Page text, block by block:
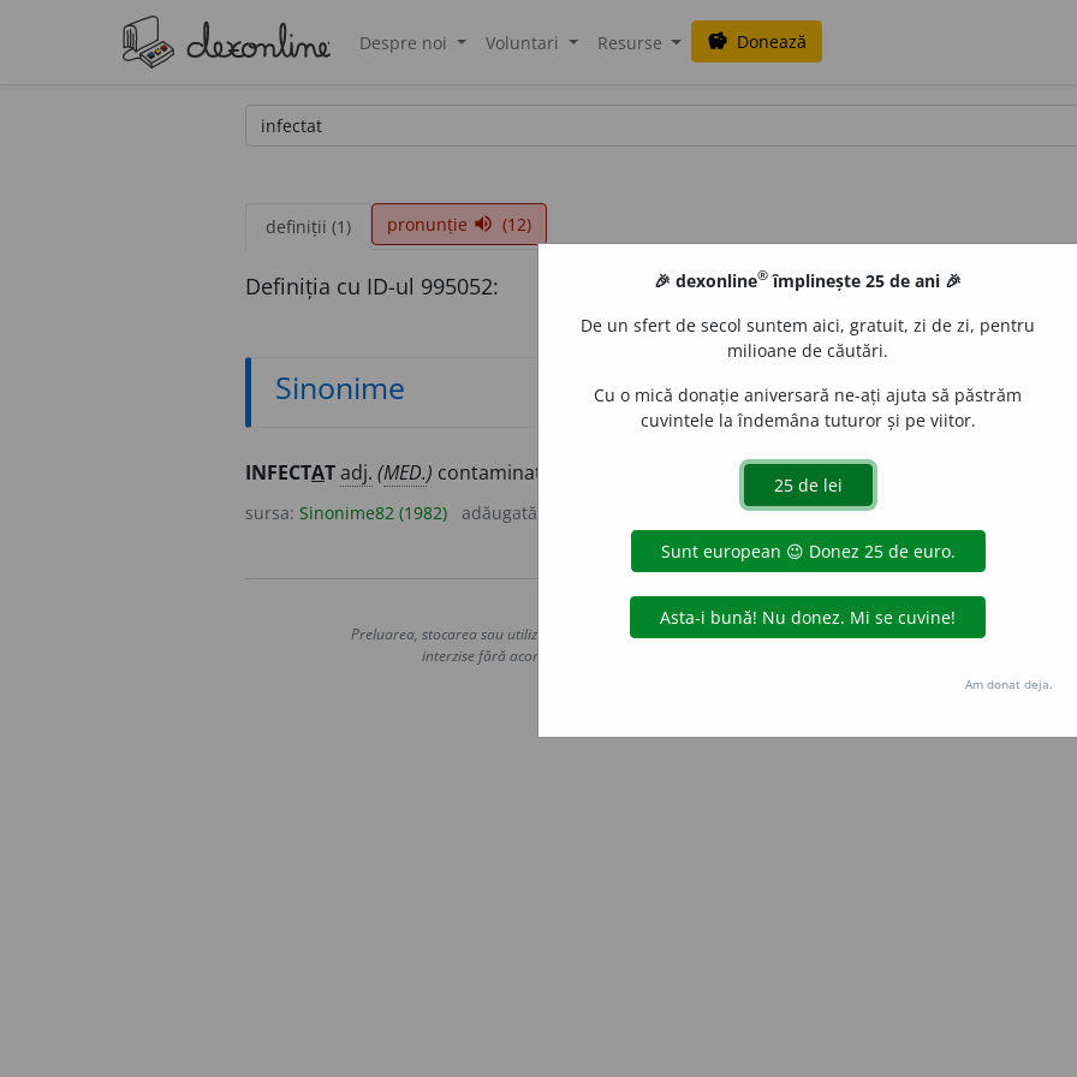
Despre noi Voluntari Resurse savings Donează
definiții (1) pronunție volume_up (12)
Definiția cu ID-ul 995052:
Sinonime
INFECTATadj. (MED.) contaminat, molipsit, ( ) smreduit.(Persoană ~.)
sursa: Sinonime82 (1982) adăugată de acțiuni
Copyright © 2004-2026 dexonline (https://dexonline.ro)
Preluarea, stocarea sau utilizarea datelor de pe acest site, inclusiv prin orice metode de extragere automată
interzise fără acordul nostru prealabil scris, cu excepția seturilor de date oferite oficial spre utilizare
Hosterion
🎉 dexonline® împlinește 25 de ani 🎉
De un sfert de secol suntem aici, gratuit, zi de zi, pentru
milioane de căutări.
Cu o mică donație aniversară ne-ați ajuta să păstrăm
cuvintele la îndemâna tuturor și pe viitor.
Am donat deja.